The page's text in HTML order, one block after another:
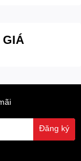
GIÁ
Đăng ký